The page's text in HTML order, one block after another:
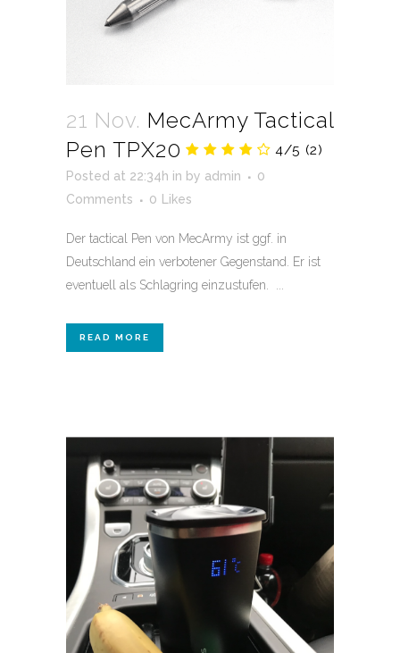
21 Nov. MecArmy Tactical
Pen TPX20
4/5 (2)
Posted at 22:34h in by admin
0
Comments
0 Likes
Der tactical Pen von MecArmy ist ggf. in
Deutschland ein verbotener Gegenstand. Er ist
eventuell als Schlagring einzustufen. ...
READ MORE